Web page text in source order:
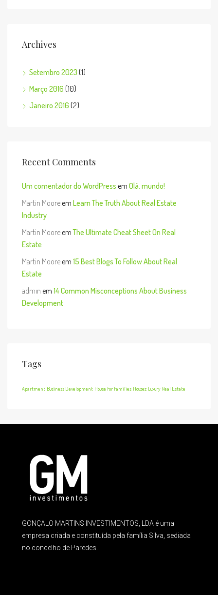
Archives
Setembro 2023 (1)
Março 2016 (10)
Janeiro 2016 (2)
Recent Comments
Um comentador do WordPress em Olá, mundo!
Martin Mooreem Learn The Truth About Real Estate
Industry
Martin MooreemThe Ultimate Cheat Sheet On Real
Estate
Martin Mooreem 15 Best Blogs To Follow About Real
Estate
admin em 14 Common Misconceptions About Business
Development
Tags
Apartment Business Development House for families Houzez Luxury Real Estate
GONÇALO MARTINS INVESTIMENTOS, LDA é uma
empresa criada e constituída pela família Silva, sediada
no concelho de Paredes.